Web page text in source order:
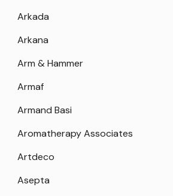
Arkada
Arkana
Arm & Hammer
Armaf
Armand Basi
Aromatherapy Associates
Artdeco
Asepta